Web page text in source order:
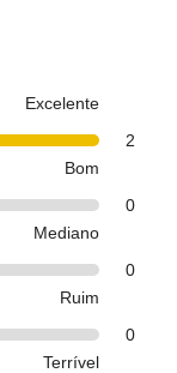
Excelente
2
Bom
0
Mediano
0
Ruim
0
Terrível